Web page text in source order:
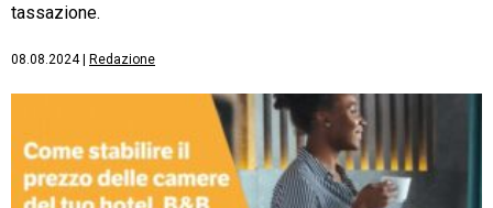
tassazione.
08.08.2024| Redazione